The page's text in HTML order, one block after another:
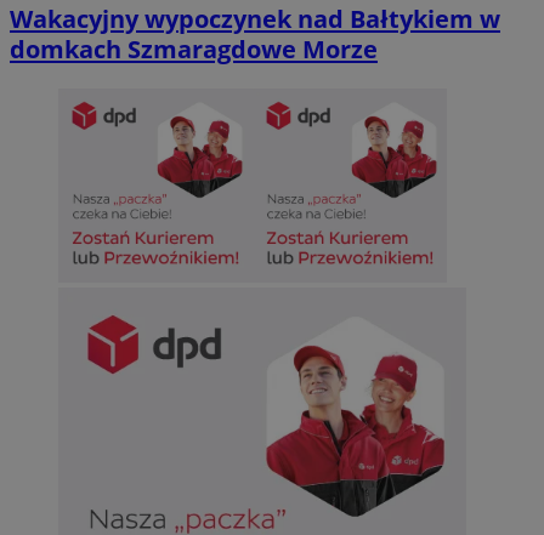
Wakacyjny wypoczynek nad Bałtykiem w
domkach Szmaragdowe Morze